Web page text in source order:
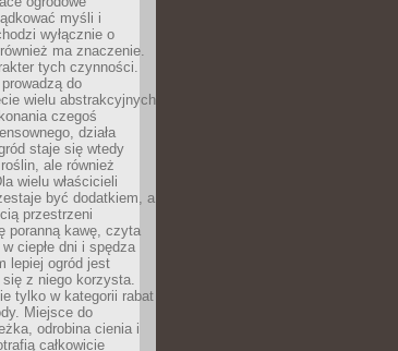
myśli i
wyłącznie o
ma znaczenie.
tych czynności.
do
wielu abstrakcyjnych
czegoś
działa
staje się wtedy
ale również
wielu właścicieli
być dodatkiem, a
przestrzeni
poranną kawę, czyta
ciepłe dni i spędza
lepiej ogród jest
z niego korzysta.
tylko w kategorii rabat
Miejsce do
odrobina cienia i
całkowicie